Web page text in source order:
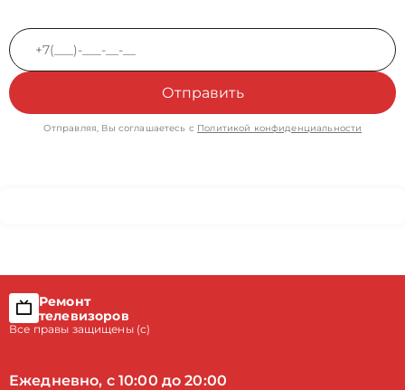
Отправить
Отправляя, Вы соглашаетесь с Политикой конфиденциальности
Ремонт
телевизоров
Все правы защищены (с)
Ежедневно, с 10:00 до 20:00